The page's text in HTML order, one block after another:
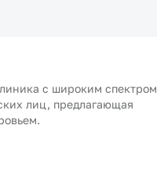
с широким спектром
лиц, предлагающая